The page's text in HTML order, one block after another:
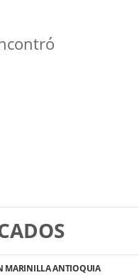
MARINILLA ANTIOQUIA